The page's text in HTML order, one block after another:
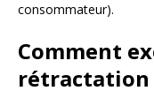
consommateur).
Comment
rétractation